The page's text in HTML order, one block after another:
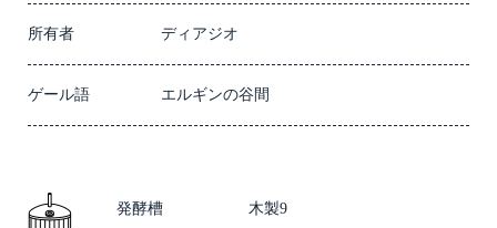
所有者 ディアジオ
ゲール語 エルギンの谷間
発酵槽 木製9